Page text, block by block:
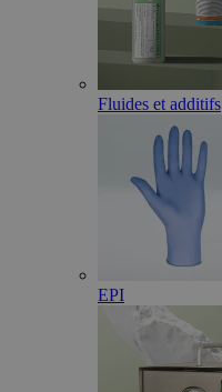
Fluides et additifs
EPI